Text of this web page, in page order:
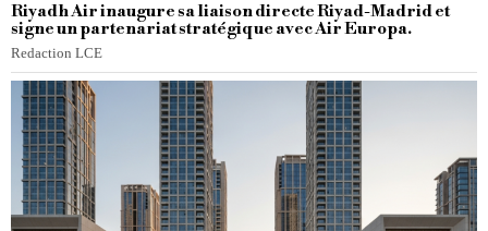
Riyadh Air inaugure sa liaison directe Riyad-Madrid et
signe un partenariat stratégique avec Air Europa.
Redaction LCE